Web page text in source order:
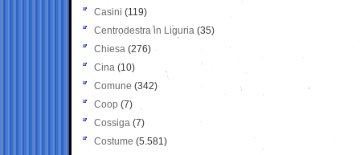
Casini (119)
Centrodestra in Liguria (35)
Chiesa (276)
Cina (10)
Comune (342)
Coop (7)
Cossiga (7)
Costume (5.581)